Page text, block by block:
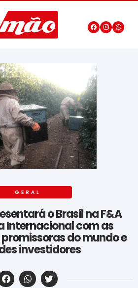
GERAL
o Brasil na F&A
Internacional com as
do mundo e
investidores